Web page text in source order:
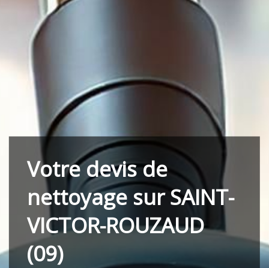
Votre devis de
nettoyage sur SAINT-
VICTOR-ROUZAUD
(09)